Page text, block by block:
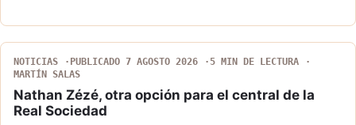
NOTICIAS PUBLICADO 7 AGOSTO 2026
5 MIN DE LECTURA
MARTÍN SALAS
Nathan Zézé, otra opción para el central de la
Real Sociedad